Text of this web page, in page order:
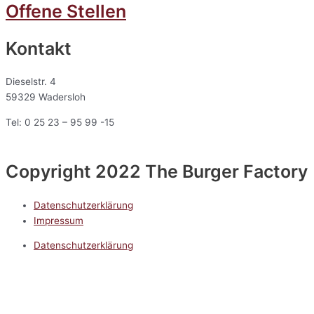
Offene Stellen
Kontakt
Dieselstr. 4
59329 Wadersloh
Tel: 0 25 23 – 95 99 -15
Copyright 2022 The Burger Factory
Datenschutzerklärung
Impressum
Datenschutzerklärung